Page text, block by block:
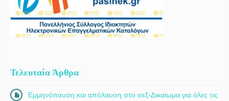
Τελευταία Άρθρα
Εμμηνόπαυση και απόλαυση στο σεξ-Δικαίωμα για όλες τις